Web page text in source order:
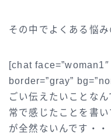
その中でよくある悩み
[chat
border=”gray”
ごい伝えたいことな
常で感じたことを書
が全然ないんです・